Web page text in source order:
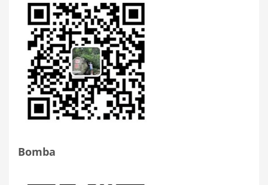
Bomba